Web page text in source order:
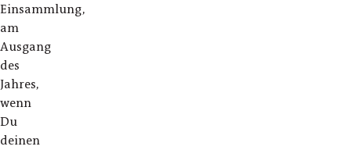
Einsammlung,
am
Ausgang
des
Jahres,
wenn
Du
deinen